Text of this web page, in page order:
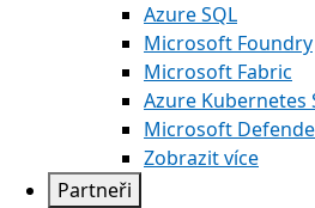
Azure SQL
Microsoft Foundry
Microsoft Fabric
Azure Kubernetes
Microsoft
Zobrazit více
Partneři